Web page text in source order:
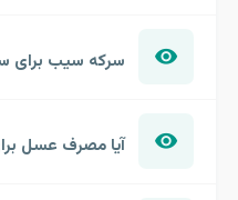
سرکه سیب برای
آیا مصرف عسل